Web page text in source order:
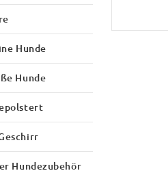
Hunde
Hunde
Hundezubehör